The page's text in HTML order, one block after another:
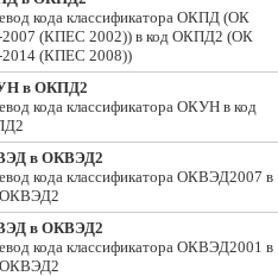
кода классификатора ОКПД (ОК
2007 (КПЕС 2002)) в код ОКПД2 (ОК
2014 (КПЕС 2008))
в ОКПД2
кода классификатора ОКУН в код
в ОКВЭД2
кода классификатора ОКВЭД2007 в
ОКВЭД2
в ОКВЭД2
кода классификатора ОКВЭД2001 в
ОКВЭД2